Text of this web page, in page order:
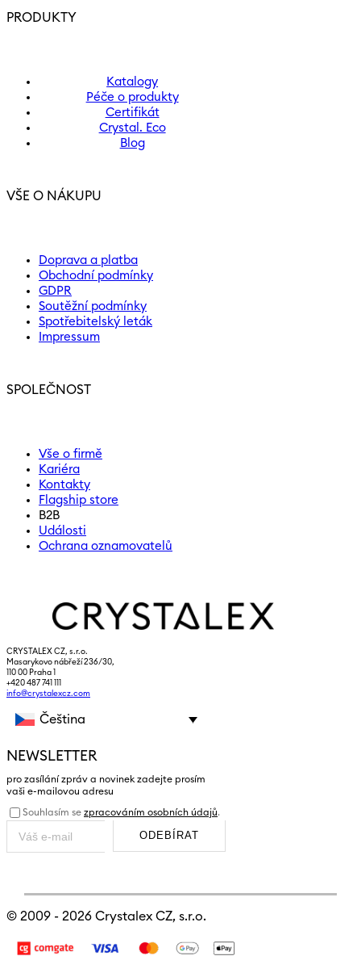
PRODUKTY
Katalogy
Péče o produkty
Certifikát
Crystal. Eco
Blog
VŠE O NÁKUPU
Doprava a platba
Obchodní podmínky
GDPR
Soutěžní podmínky
Spotřebitelský leták
Impressum
SPOLEČNOST
Vše o firmě
Kariéra
Kontakty
Flagship store
B2B
Události
Ochrana oznamovatelů
CRYSTALEX CZ, s.r.o.
Masarykovo nábřeží 236/30,
110 00 Praha 1
+420 487 741 111
info@crystalexcz.com
Čeština
NEWSLETTER
pro zasílání zpráv a novinek zadejte prosím
vaši e-mailovou adresu
Souhlasím se zpracováním osobních údajů.
ODEBÍRAT
© 2009 - 2026 Crystalex CZ, s.r.o.